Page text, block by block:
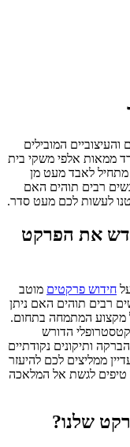
המובילים
ממאות אלפי משקי בית
מתחיל לאבד מעט מן
רבים תוהים האם
לעשות לכם מעט סדר.
את הפרקט
חידוש פרקטים מוטב
רבים תוהים האם ניתן
מקצוע המתמחה בתחום.
הדורש
ותיקונים נקודתיים
ממליצים לכם להיעזר
טיפים לגשת אל המלאכה
שלנו?